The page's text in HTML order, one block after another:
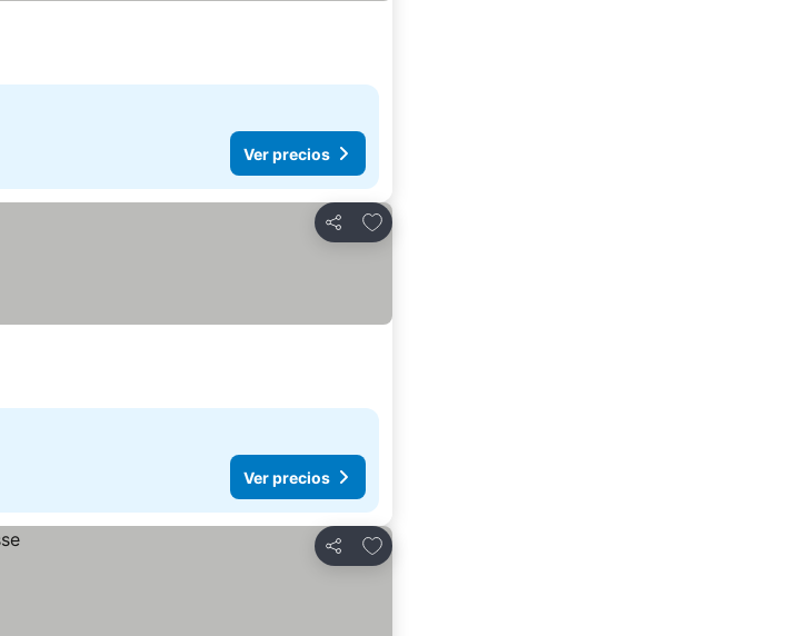
Ver precios
Compartir
Agregar a favoritos
Ver precios
Compartir
Agregar a favoritos